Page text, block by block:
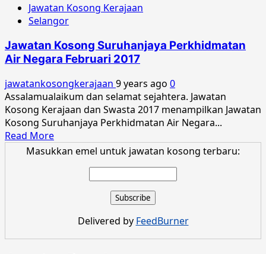
about
Jawatan
Suruhanjaya
Perkhidmatan
Negara
Julai
2017
Jawatan Kosong Kerajaan
Selangor
Jawatan Kosong Suruhanjaya Perkhidmatan
Air Negara Februari 2017
jawatankosongkerajaan 9 years ago 0
Assalamualaikum dan selamat sejahtera. Jawatan
Kosong Kerajaan dan Swasta 2017 menampilkan Jawatan
Kosong Suruhanjaya Perkhidmatan Air Negara...
Read MoreRead
more
Negara
Masukkan emel untuk jawatan kosong terbaru:
Delivered by FeedBurner